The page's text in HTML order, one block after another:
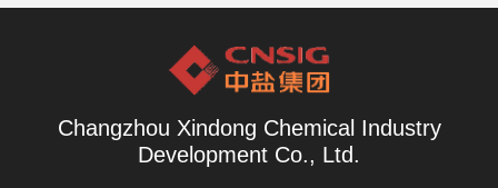
Changzhou Xindong Chemical Industry
Development Co., Ltd.